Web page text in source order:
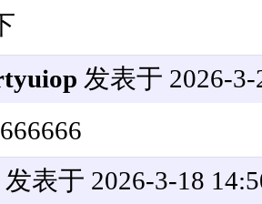
发表于 2026-3-
发表于 2026-3-18